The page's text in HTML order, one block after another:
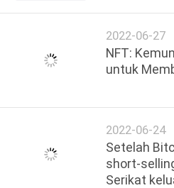
2022-06-27
NFT:
untuk
2022-06-24
Setelah
short-
Serikat